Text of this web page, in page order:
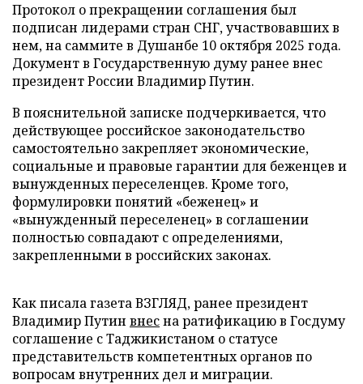
Протокол о прекращении соглашения был
подписан лидерами стран СНГ, участвовавших в
нем, на саммите в Душанбе 10 октября 2025 года.
Документ в Государственную думу ранее внес
президент России Владимир Путин.
В пояснительной записке подчеркивается, что
действующее российское законодательство
самостоятельно закрепляет экономические,
социальные и правовые гарантии для беженцев и
вынужденных переселенцев. Кроме того,
формулировки понятий «беженец» и
«вынужденный переселенец» в соглашении
полностью совпадают с определениями,
закрепленными в российских законах.
Как писала газета ВЗГЛЯД, ранее президент
Владимир Путин внесна ратификацию в Госдуму
соглашение с Таджикистаном о статусе
представительств компетентных органов по
вопросам внутренних дел и миграции.